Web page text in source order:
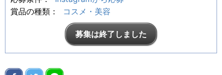
賞品の種類：
コスメ・美容
募集は終了しました